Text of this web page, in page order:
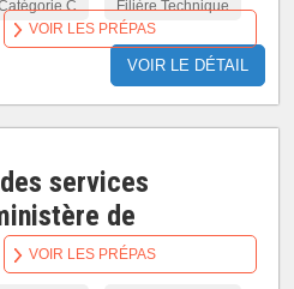
C Filière Technique
VOIR LE DÉTAIL
VOIR LES PRÉPAS
services
de
VOIR LES PRÉPAS